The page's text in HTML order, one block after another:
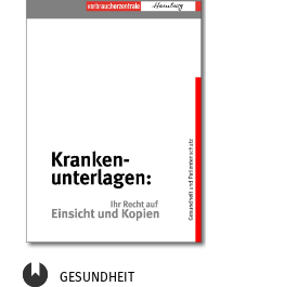
GESUNDHEIT